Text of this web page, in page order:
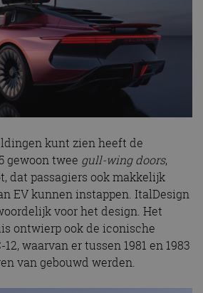
kunt zien heeft de
gewoon twee gull-wing doors,
dat passagiers ook makkelijk
EV kunnen instappen. ItalDesign
voor het design. Het
ontwierp ook de iconische
waarvan er tussen 1981 en 1983
van gebouwd werden.